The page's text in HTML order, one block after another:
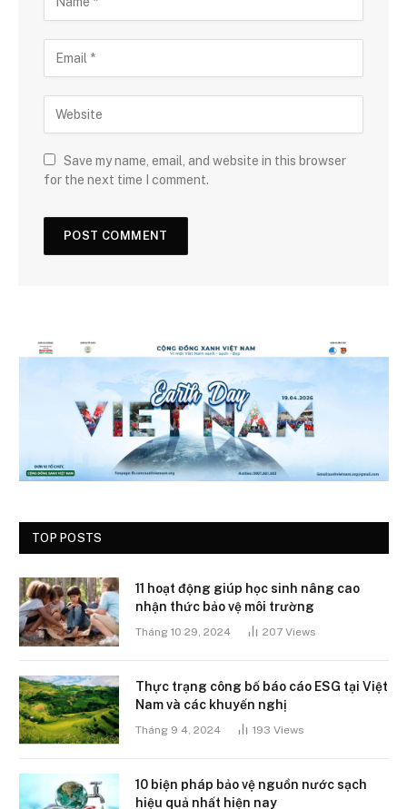
Save my name, email, and website in this browser
for the next time I comment.
TOP POSTS
11 hoạt động giúp học sinh nâng cao
nhận thức bảo vệ môi trường
Tháng 10 29, 2024 207 Views
Thực trạng công bố báo cáo ESG tại Việt
Nam và các khuyến nghị
Tháng 9 4, 2024 193 Views
10 biện pháp bảo vệ nguồn nước sạch
hiệu quả nhất hiện nay